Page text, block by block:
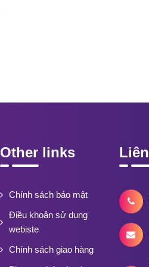
Other links
Chính sách bảo mật
Điều khoản sử dụng
webiste
Chính sách giao hàng